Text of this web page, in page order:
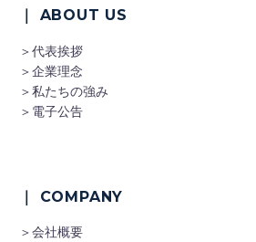
｜ ABOUT US
＞代表挨拶
＞企業理念
＞私たちの強み
＞電子公告
｜ COMPANY
＞会社概要